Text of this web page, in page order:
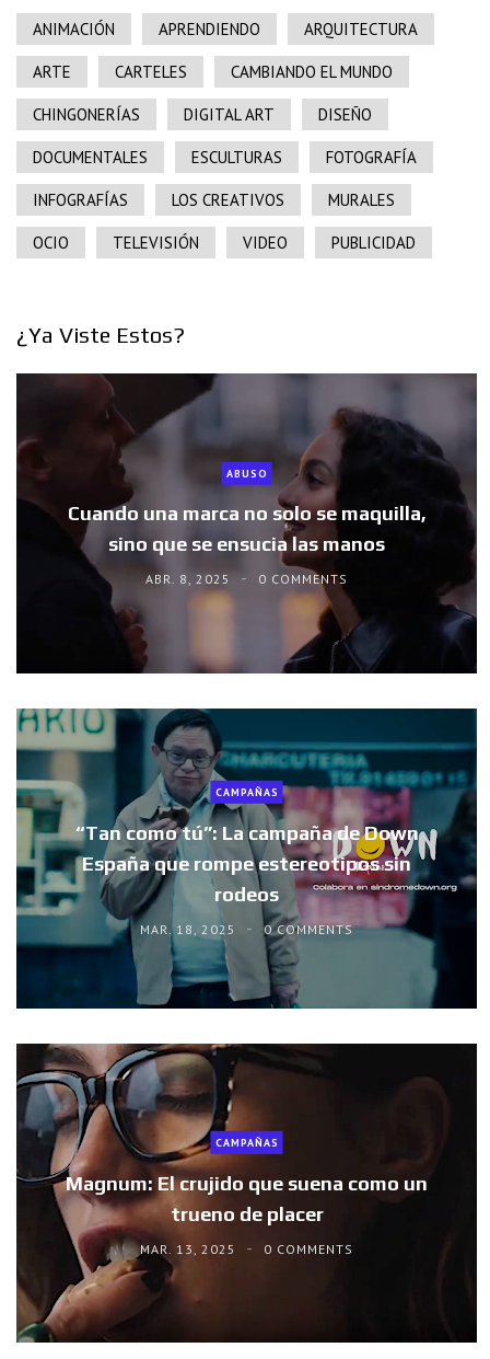
ANIMACIÓN APRENDIENDO ARQUITECTURA
ARTE CARTELES CAMBIANDO EL MUNDO
CHINGONERÍAS DIGITAL ART DISEÑO
DOCUMENTALES ESCULTURAS FOTOGRAFÍA
INFOGRAFÍAS LOS CREATIVOS MURALES
OCIO TELEVISIÓN VIDEO PUBLICIDAD
¿Ya Viste Estos?
ABUSO
Cuando una marca no solo se maquilla,
sino que se ensucia las manos
ABR. 8, 2025 0 COMMENTS
CAMPAÑAS
“Tan como tú”: La campaña de Down
España que rompe estereotipos sin
rodeos
MAR. 18, 2025 0 COMMENTS
CAMPAÑAS
Magnum: El crujido que suena como un
trueno de placer
MAR. 13, 2025 0 COMMENTS